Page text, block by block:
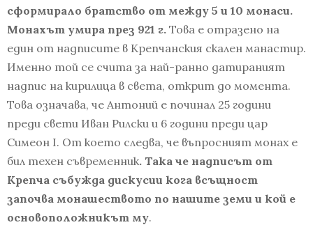
сформирало братство от между 5 и 10 монаси.
Монахът умира през 921 г. Това е отразено на
един от надписите в Крепчанския скален манастир.
Именно той се счита за най-ранно датираният
надпис на кирилица в света, открит до момента.
Това означава, че Антоний е починал 25 години
преди свети Иван Рилски и 6 години преди цар
Симеон I. От което следва, че въпросният монах е
бил техен съвременник. Така че надписът от
Крепча събужда дискусии кога всъщност
започва монашеството по нашите земи и кой е
основоположникът му.